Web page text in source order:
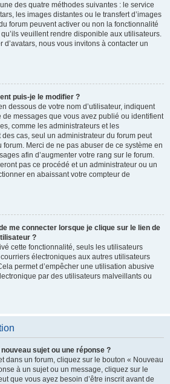
des quatre méthodes suivantes : le service
les images distantes ou le transfert d’images
forum peuvent activer ou non la fonctionnalité
veuillent rendre disponible aux utilisateurs.
nous vous invitons à contacter un
puis-je le modifier ?
dessous de votre nom d’utilisateur, indiquent
messages que vous avez publié ou identifient
comme les administrateurs et les
cas, seul un administrateur du forum peut
Merci de ne pas abuser de ce système en
afin d’augmenter votre rang sur le forum.
pas ce procédé et un administrateur ou un
en abaissant votre compteur de
me connecter lorsque je clique sur le lien de
?
cette fonctionnalité, seuls les utilisateurs
électroniques aux autres utilisateurs
permet d’empêcher une utilisation abusive
par des utilisateurs malveillants ou
sujet ou une réponse ?
dans un forum, cliquez sur le bouton « Nouveau
à un sujet ou un message, cliquez sur le
que vous ayez besoin d’être inscrit avant de